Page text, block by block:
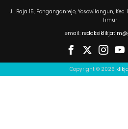
Jl. Baja 15, Ponganganrejo, Yosowilangun,
Timur
email:
Copyright © 2026